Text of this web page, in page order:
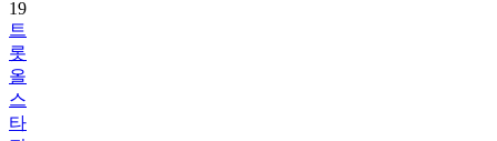
롯
올
스
타
전
금